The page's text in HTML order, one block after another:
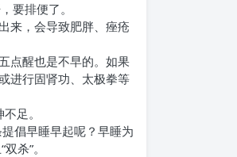
要排便了。
来，会导致肥胖、痤疮
点醒也是不早的。如果
进行固肾功、太极拳等
足。
倡早睡早起呢？早睡为
杀”。